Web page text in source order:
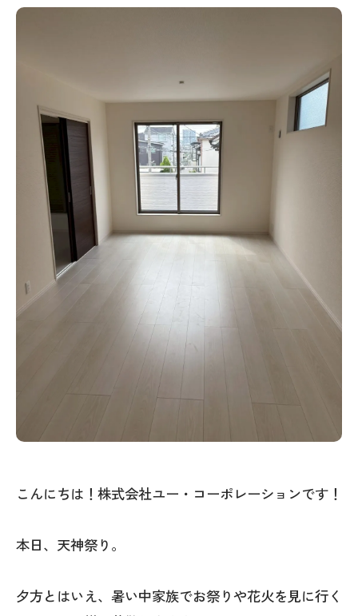
こんにちは！株式会社ユー・コーポレーションです！
本日、天神祭り。
夕方とはいえ、暑い中家族でお祭りや花火を見に行く